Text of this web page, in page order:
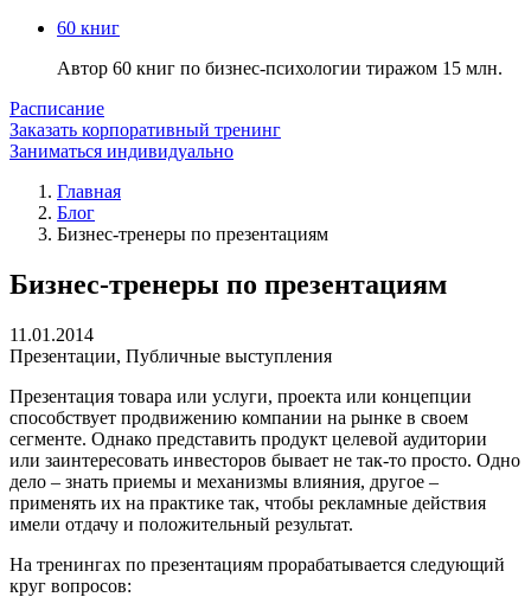
60 книг
Автор 60 книг по бизнес-психологии тиражом 15 млн.
Расписание
Заказать корпоративный тренинг
Заниматься индивидуально
Главная
Блог
Бизнес-тренеры по презентациям
Бизнес-тренеры по презентациям
11.01.2014
Презентации, Публичные выступления
Презентация товара или услуги, проекта или концепции
способствует продвижению компании на рынке в своем
сегменте. Однако представить продукт целевой аудитории
или заинтересовать инвесторов бывает не так-то просто. Одно
дело – знать приемы и механизмы влияния, другое –
применять их на практике так, чтобы рекламные действия
имели отдачу и положительный результат.
На тренингах по презентациям прорабатывается следующий
круг вопросов: